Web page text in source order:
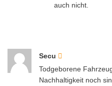
auch nicht.
Secu
Todgeborene
Nachhaltigkeit noch